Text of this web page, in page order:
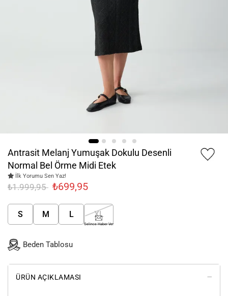
Antrasit Melanj Yumuşak Dokulu Desenli
Normal Bel Örme Midi Etek
İlk Yorumu Sen Yaz!
₺1.999,95 ₺699,95
S M L XL
Gelince Haber Ver
Beden Tablosu
ÜRÜN AÇIKLAMASI